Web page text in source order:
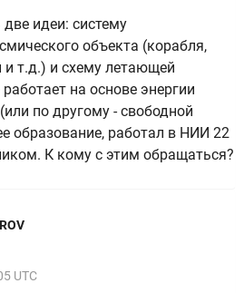
идеи: систему
объекта (корабля,
и т.д.) и схему летающей
на основе энергии
по другому - свободной
образование, работал в НИИ 22
К кому с этим обращаться?
UTC